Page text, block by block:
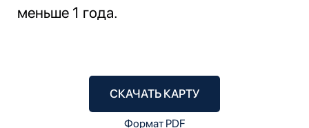
меньше 1 года.
СКАЧАТЬ КАРТУ
Формат PDF